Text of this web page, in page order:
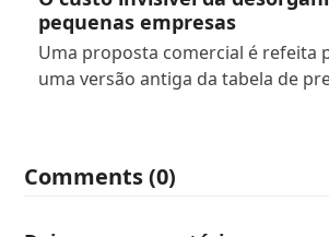
pequenas empresas
Uma proposta comercial é refeita
uma versão antiga da tabela de
Comments (0)